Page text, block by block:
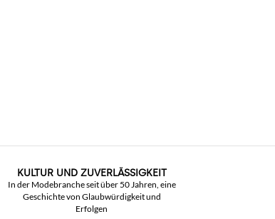
KULTUR UND ZUVERLÄSSIGKEIT
In der Modebranche seit über 50 Jahren, eine
Geschichte von Glaubwürdigkeit und
Erfolgen